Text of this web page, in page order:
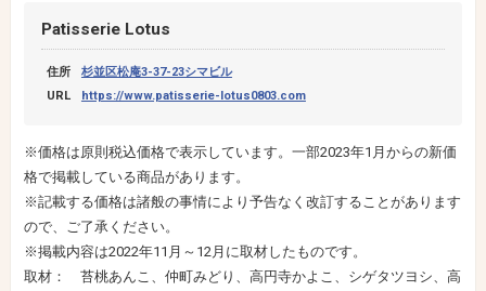
Patisserie Lotus
住所
杉並区松庵3-37-23シマビル
URL
https://www.patisserie-lotus0803.com
※価格は原則税込価格で表示しています。一部2023年1月からの新価
格で掲載している商品があります。
※記載する価格は諸般の事情により予告なく改訂することがあります
ので、ご了承ください。
※掲載内容は2022年11月～12月に取材したものです。
取材： 苔桃あんこ、仲町みどり、高円寺かよこ、シゲタツヨシ、高